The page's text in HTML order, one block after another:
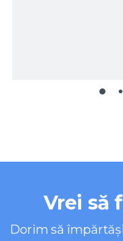
Vrei să
Dorim să